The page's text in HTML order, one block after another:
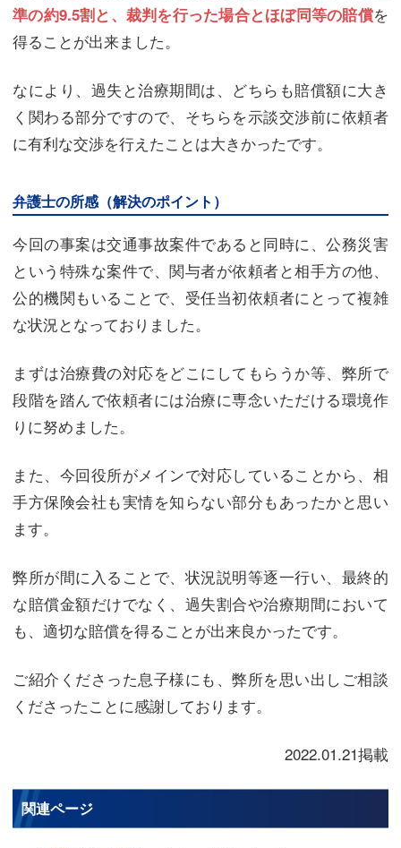
準の約9.5割と、裁判を行った場合とほぼ同等の賠償を
得ることが出来ました。
なにより、過失と治療期間は、どちらも賠償額に大き
く関わる部分ですので、そちらを示談交渉前に依頼者
に有利な交渉を行えたことは大きかったです。
弁護士の所感（解決のポイント）
今回の事案は交通事故案件であると同時に、公務災害
という特殊な案件で、関与者が依頼者と相手方の他、
公的機関もいることで、受任当初依頼者にとって複雑
な状況となっておりました。
まずは治療費の対応をどこにしてもらうか等、弊所で
段階を踏んで依頼者には治療に専念いただける環境作
りに努めました。
また、今回役所がメインで対応していることから、相
手方保険会社も実情を知らない部分もあったかと思い
ます。
弊所が間に入ることで、状況説明等逐一行い、最終的
な賠償金額だけでなく、過失割合や治療期間において
も、適切な賠償を得ることが出来良かったです。
ご紹介くださった息子様にも、弊所を思い出しご相談
くださったことに感謝しております。
2022.01.21掲載
関連ページ